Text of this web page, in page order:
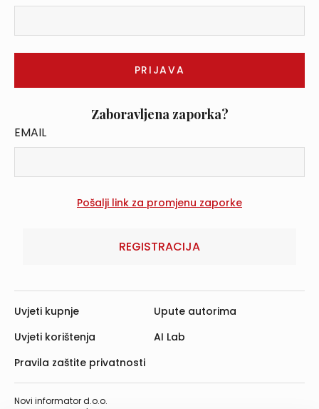
Zaboravljena zaporka?
EMAIL
REGISTRACIJA
Novi informator d.o.o.
Uvjeti kupnje
Uvjeti korištenja
Pravila zaštite privatnosti
Upute autorima
AI Lab